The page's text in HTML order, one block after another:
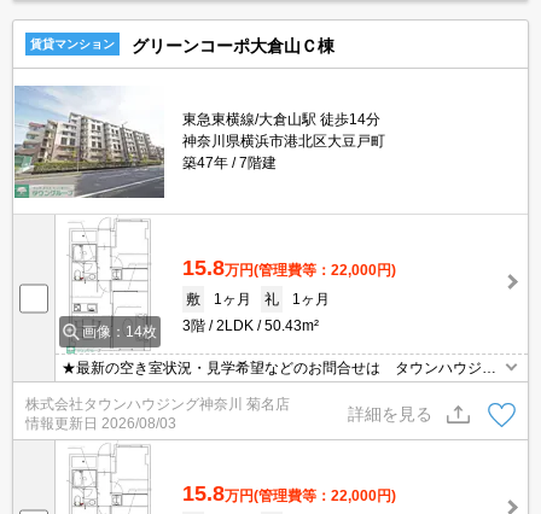
賃貸マンション グリーンコーポ大倉山Ｃ棟
東急東横線/大倉山駅 徒歩14分
神奈川県横浜市港北区大豆戸町
築47年
7階建
画像：14枚
15.8万円(管理費等：22,000円)
敷
1ヶ月 礼
1ヶ月
3階
2LDK 50.43m²
★最新の空き室状況・見学希望などのお問合せは タウンハウジン
グまでお気軽に♪★
株式会社タウンハウジング神奈川 菊名店
情報更新日 2026/08/03
詳細を見る
15.8万円(管理費等：22,000円)